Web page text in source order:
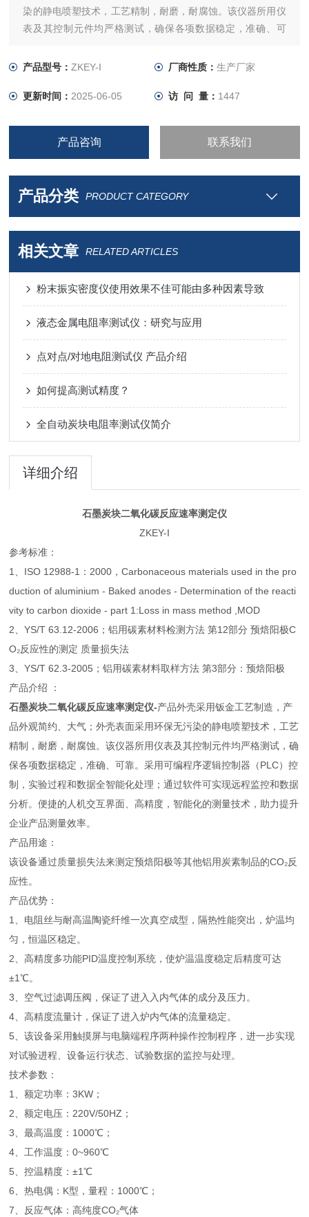
染的静电喷塑技术，工艺精制，耐磨，耐腐蚀。该仪器所用仪
表及其控制元件均严格测试，确保各项数据稳定，准确、可
产品型号：ZKEY-I 厂商性质： 生产厂家
更新时间： 2025-06-05 访 问 量： 1447
产品咨询 联系我们
产品分类 PRODUCT CATEGORY
相关文章 RELATED ARTICLES
粉末振实密度仪使用效果不佳可能由多种因素导致
液态金属电阻率测试仪：研究与应用
点对点/对地电阻测试仪 产品介绍
如何提高测试精度？
全自动炭块电阻率测试仪简介
详细介绍
石墨炭块二氧化碳反应速率测定仪
ZKEY-I
参考标准：
1、ISO 12988-1：2000，Carbonaceous materials used in the pro
duction of aluminium - Baked anodes - Determination of the reacti
vity to carbon dioxide - part 1:Loss in mass method ,MOD
2、YS/T 63.12-2006；铝用碳素材料检测方法 第12部分 预焙阳极C
O₂反应性的测定 质量损失法
3、YS/T 62.3-2005；铝用碳素材料取样方法 第3部分：预焙阳极
产品介绍 ：
石墨炭块二氧化碳反应速率测定仪-产品外壳采用钣金工艺制造，产
品外观简约、大气；外壳表面采用环保无污染的静电喷塑技术，工艺
精制，耐磨，耐腐蚀。该仪器所用仪表及其控制元件均严格测试，确
保各项数据稳定，准确、可靠。采用可编程序逻辑控制器（PLC）控
制，实验过程和数据全智能化处理；通过软件可实现远程监控和数据
分析。便捷的人机交互界面、高精度，智能化的测量技术，助力提升
企业产品测量效率。
产品用途：
该设备通过质量损失法来测定预焙阳极等其他铝用炭素制品的CO₂反
应性。
产品优势：
1、电阻丝与耐高温陶瓷纤维一次真空成型，隔热性能突出，炉温均
匀，恒温区稳定。
2、高精度多功能PID温度控制系统，使炉温温度稳定后精度可达
±1℃。
3、空气过滤调压阀，保证了进入入内气体的成分及压力。
4、高精度流量计，保证了进入炉内气体的流量稳定。
5、该设备采用触摸屏与电脑端程序两种操作控制程序，进一步实现
对试验进程、设备运行状态、试验数据的监控与处理。
技术参数：
1、额定功率：3KW；
2、额定电压：220V/50HZ；
3、最高温度：1000℃；
4、工作温度：0~960℃
5、控温精度：±1℃
6、热电偶：K型，量程：1000℃；
7、反应气体：高纯度CO₂气体